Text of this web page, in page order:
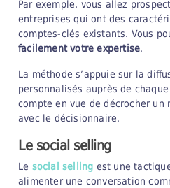
Par exemple, vous allez
entreprises qui ont des
comptes-clés existants. Vous
facilement votre expertise.
La méthode s’appuie sur la
personnalisés auprès de
compte en vue de décrocher un
avec le décisionnaire.
Le social selling
Le social selling est une
alimenter une conversation